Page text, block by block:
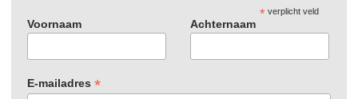
*verplicht veld
Voornaam Achternaam
E-mailadres *